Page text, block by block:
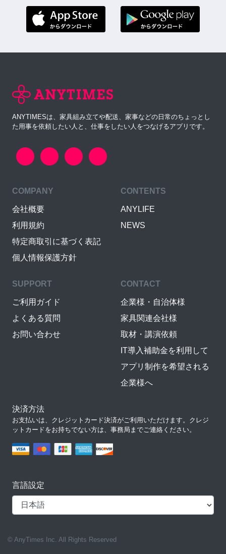
ANYTIMESは、家具組み立てや配送、家事などの日常のちょっとし
た用事を依頼したい人と、仕事をしたい人をつなげるアプリです。
COMPANY
会社概要
利用規約
特定商取引に基づく表記
個人情報保護方針
CONTENTS
ANYLIFE
NEWS
SUPPORT
ご利用ガイド
よくある質問
お問い合わせ
CONTACT
企業様・自治体様
家具関連会社様
取材・講演依頼
IT導入補助金を利用して
アプリ制作を希望される
企業様へ
決済方法
お支払いは、クレジットカード決済がご利用いただけます。クレジ
ットカードをお持ちでない方は、事務局までご連絡ください。
言語設定
© AnyTimes Inc. All Rights Reserved